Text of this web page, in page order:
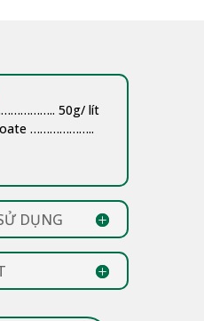
50g/ lít
………………..
DỤNG